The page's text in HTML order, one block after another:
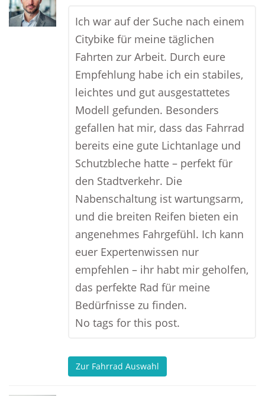
Ich war auf der Suche nach einem
Citybike für meine täglichen
Fahrten zur Arbeit. Durch eure
Empfehlung habe ich ein stabiles,
leichtes und gut ausgestattetes
Modell gefunden. Besonders
gefallen hat mir, dass das Fahrrad
bereits eine gute Lichtanlage und
Schutzbleche hatte – perfekt für
den Stadtverkehr. Die
Nabenschaltung ist wartungsarm,
und die breiten Reifen bieten ein
angenehmes Fahrgefühl. Ich kann
euer Expertenwissen nur
empfehlen – ihr habt mir geholfen,
das perfekte Rad für meine
Bedürfnisse zu finden.
No tags for this post.
Zur Fahrrad Auswahl